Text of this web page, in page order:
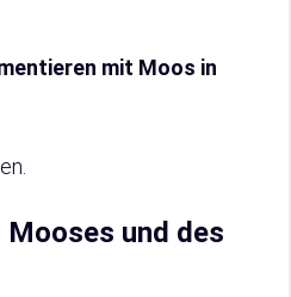
mit Moos in
und des